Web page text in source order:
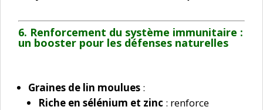
6. Renforcement du système immunitaire :
un booster pour les défenses naturelles
Graines de lin moulues :
Riche en sélénium et zinc : renforce